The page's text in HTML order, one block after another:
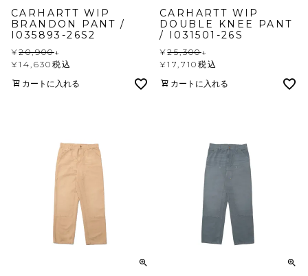
CARHARTT WIP
BRANDON PANT /
I035893-26S2
¥20,900↓
¥14,630 税込
カートに入れる
CARHARTT WIP
DOUBLE KNEE PANT
/ I031501-26S
¥25,300↓
¥17,710 税込
カートに入れる